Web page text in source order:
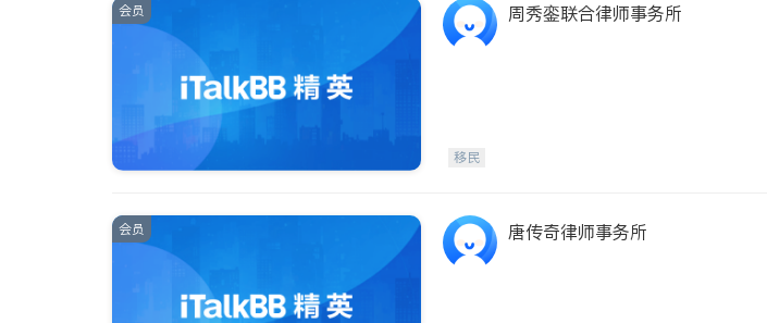
会员 周秀銮联合律师事务所
移民
会员 唐传奇律师事务所